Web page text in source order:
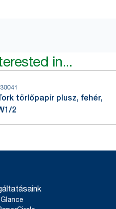
in...
törlőpapír plusz, fehér,
2